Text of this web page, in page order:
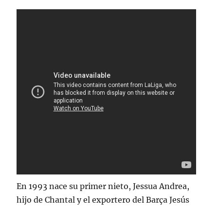
En 1993 nace su primer nieto, Jessua Andrea,
hijo de Chantal y el exportero del Barça Jesús